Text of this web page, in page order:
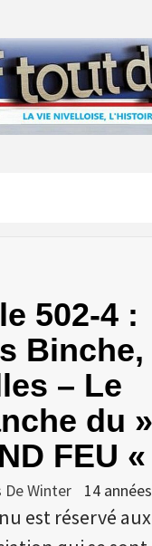
502-4 :
Binche,
– Le
du »
FEU «
De Winter 14
est réservé